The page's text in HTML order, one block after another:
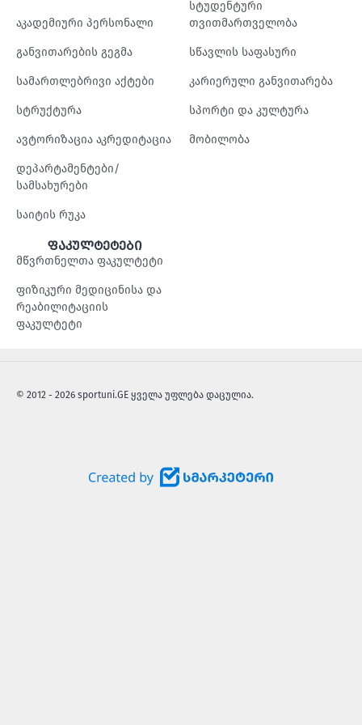
აკადემიური პერსონალი
განვითარების გეგმა
სამართლებრივი აქტები
სტრუქტურა
ავტორიზაცია აკრედიტაცია
დეპარტამენტები/
სამსახურები
საიტის რუკა
სტუდენტური
თვითმართველობა
სწავლის საფასური
კარიერული განვითარება
სპორტი და კულტურა
მობილობა
ფაკულტეტები
მწვრთნელთა ფაკულტეტი
ფიზიკური მედიცინისა და
რეაბილიტაციის
ფაკულტეტი
© 2012 - 2026 sportuni.GE ყველა უფლება დაცულია.